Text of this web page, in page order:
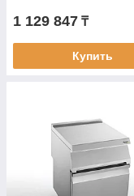
1 129 847 ₸
Купить